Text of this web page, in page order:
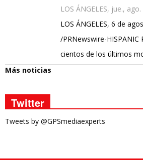
LOS ÁNGELES, jue.,
LOS ÁNGELES, 6 de
/PRNewswire-HISPANIC
cientos de los últimos
Más noticias
Twitter
Tweets by @GPSmediaexperts